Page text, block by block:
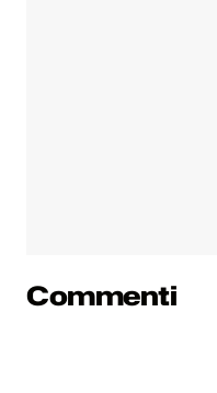
Commenti